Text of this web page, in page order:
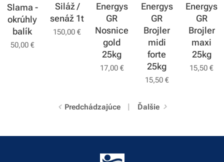
Slama -
okrúhly
balík
50,00€
Siláž /
senáž 1t
150,00 €
Energys
GR
Nosnice
gold
25kg
17,00€
Energys
GR
Brojler
midi
forte
25kg
15,50€
Energys
GR
Brojler
maxi
25kg
15,50 €
Predchádzajúce Ďalšie